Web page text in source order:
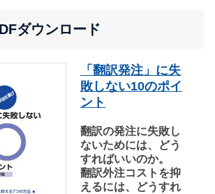
ダウンロード
「翻訳発注」に失
敗しない10のポイ
ント
翻訳の発注に失敗し
ないためには、どう
すればいいのか。
翻訳外注コストを抑
えるには、どうすれ